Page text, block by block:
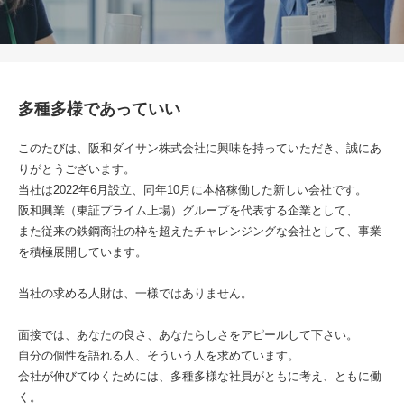
多種多様であっていい
このたびは、阪和ダイサン株式会社に興味を持っていただき、誠にあ
りがとうございます。
当社は2022年6月設立、同年10月に本格稼働した新しい会社です。
阪和興業（東証プライム上場）グループを代表する企業として、
また従来の鉄鋼商社の枠を超えたチャレンジングな会社として、事業
を積極展開しています。
当社の求める人財は、一様ではありません。
面接では、あなたの良さ、あなたらしさをアピールして下さい。
自分の個性を語れる人、そういう人を求めています。
会社が伸びてゆくためには、多種多様な社員がともに考え、ともに働
く。